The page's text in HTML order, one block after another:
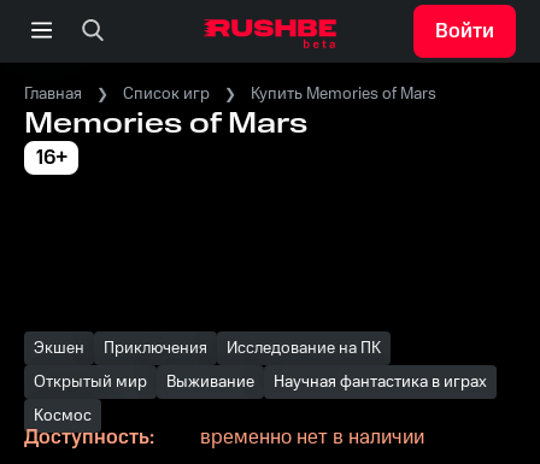
Войти
Главная Список игр Купить Memories of Mars
Memories of Mars
16+
Экшен Приключения
Исследование на ПК
Открытый мир
Выживание
Научная фантастика в играх
Космос
Доступность:
временно нет в наличии